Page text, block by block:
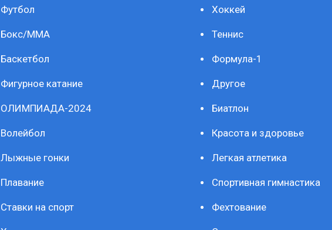
Футбол Хоккей
Бокс/ММА Теннис
Баскетбол Формула-1
Фигурное катание Другое
ОЛИМПИАДА-2024 Биатлон
Волейбол Красота и здоровье
Лыжные гонки Легкая атлетика
Плавание Спортивная гимнастика
Ставки на спорт Фехтование